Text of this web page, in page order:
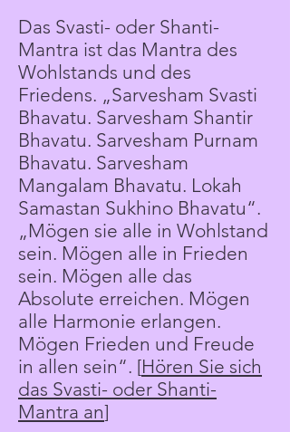
Das Svasti- oder Shanti-
Mantra ist das Mantra des
Wohlstands und des
Friedens. „Sarvesham Svasti
Bhavatu. Sarvesham Shantir
Bhavatu. Sarvesham Purnam
Bhavatu. Sarvesham
Mangalam Bhavatu. Lokah
Samastan Sukhino Bhavatu“.
„Mögen sie alle in Wohlstand
sein. Mögen alle in Frieden
sein. Mögen alle das
Absolute erreichen. Mögen
alle Harmonie erlangen.
Mögen Frieden und Freude
in allen sein“. [Hören Sie sich
das Svasti- oder Shanti-
Mantra an]